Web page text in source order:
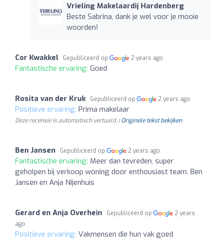
Vrieling Makelaardij Hardenberg
Beste Sabrina, dank je wel voor je mooie
woorden!
Cor Kwakkel Gepubliceerd op 2 years ago
Fantastische ervaring: Goed
Rosita van der Kruk Gepubliceerd op 2 years ago
Positieve ervaring: Prima makelaar
Deze recensie is automatisch vertaald. |Originele tekst bekijken
Ben Jansen Gepubliceerd op 2 years ago
Fantastische ervaring: Meer dan tevreden, super
geholpen bij verkoop woning door enthousiast team. Ben
Jansen en Anja Nijenhuis
Gerard en Anja Overhein Gepubliceerd op
2 years
ago
Positieve ervaring: Vakmensen die hun vak goed